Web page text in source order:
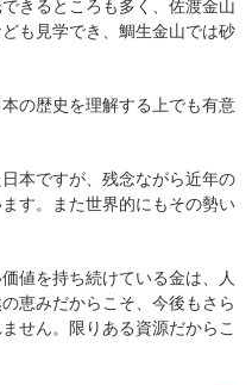
きるところも多く、佐渡金山
も見学でき、鯛生金山では砂
の歴史を理解する上でも有意
本ですが、残念ながら近年の
す。また世界的にもその勢い
値を持ち続けている金は、人
恵みだからこそ、今後もさら
せん。限りある資源だからこ